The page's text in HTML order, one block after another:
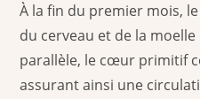
À la fin du premier mois,
du cerveau et de la
parallèle, le cœur primitif
assurant ainsi une